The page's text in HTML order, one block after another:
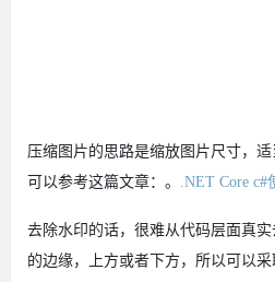
压缩图片的思路是缩放图片尺寸，
可以参考这篇文章：。 .NET Core c#
去除水印的话，很难从代码层面真
的边缘，上方或者下方，所以可以